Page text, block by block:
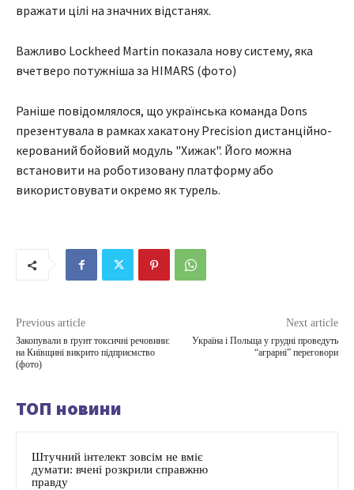
вражати цілі на значних відстанях.
Важливо Lockheed Martin показала нову систему, яка
вчетверо потужніша за HIMARS (фото)
Раніше повідомлялося, що українська команда Dons
презентувала в рамках хакатону Precision дистанційно-
керований бойовий модуль "Хижак". Його можна
встановити на роботизовану платформу або
використовувати окремо як турель.
Previous article
Закопували в ґрунт токсичні речовини:
на Київщині викрито підприємство
(фото)
Next article
Україна і Польща у грудні проведуть
“аграрні” переговори
ТОП новини
Штучний інтелект зовсім не вміє
думати: вчені розкрили справжню
правду